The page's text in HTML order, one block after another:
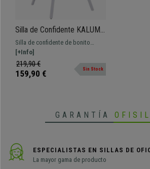
Silla de Confidente KALUM,
Diseño Moderno, Patas
Blancas, en Tela Verde
Silla de confidente de bonito
diseño y grueso acolchado.
Modelo muy confortable, ideal
para salas de espera o de
[+Info]
219,90 €
159,90 € Sin Stock
GARANTÍA
ESPECIALISTAS EN SILLAS DE
La mayor gama de producto